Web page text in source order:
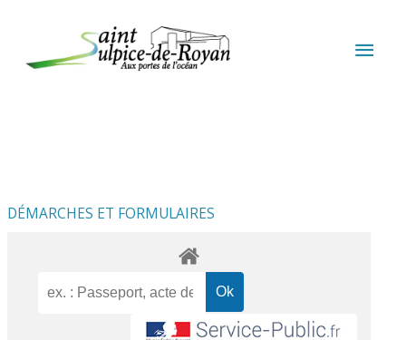
DÉMARCHES ET FORMULAIRES